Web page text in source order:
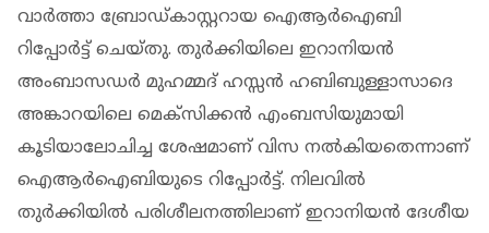
വാർത്താ ബ്രോഡ്കാസ്റ്ററായ ഐആർഐബി
റിപ്പോർട്ട് ചെയ്തു. തുർക്കിയിലെ ഇറാനിയൻ
അംബാസഡർ മുഹമ്മദ് ഹസ്സൻ ഹബിബുള്ളാസാദെ
അങ്കാറയിലെ മെക്സിക്കൻ എംബസിയുമായി
കൂടിയാലോചിച്ച ശേഷമാണ് വിസ നൽകിയതെന്നാണ്
ഐആർഐബിയുടെ റിപ്പോർട്ട്. നിലവിൽ
തുർക്കിയിൽ പരിശീലനത്തിലാണ് ഇറാനിയൻ ദേശീയ